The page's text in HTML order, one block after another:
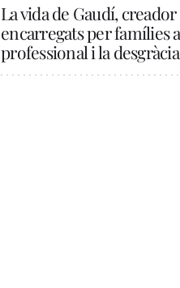
La vida de Gaudí,
encarregats per famílies
professional i la